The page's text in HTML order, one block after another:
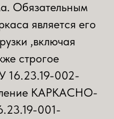
Обязательным
является его
,включая
строгое
16.23.19-002-
КАРКАСНО-
001-